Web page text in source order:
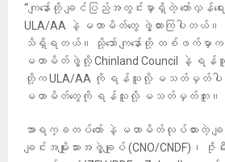
“ကျနော်တို့ ချင်ပြည်အတွင်းမှာရှိတဲ့ တော်လှန်ရ
ULA/AA နဲ့ မဟာမိတ်တွေ ဖွဲ့ထားကြပါတယ်။
သိရှိရတယ်။ သို့သော် ကျနော်တို့ တစ်ဖက်မှာက
မဟာမိတ်ဖွဲ့လို့ Chinland Council နဲ့ ရန်သူဖြ
တို့က ULA/AA ကို ရန်သူလို့ မသတ်မှတ်ပါဘူ
မဟာမိတ်တွေကို ရန်သူလို့ မသတ်မှတ်ဘူး။
အာရက္ခတပ်တော် နဲ့ မဟာမိတ်လုပ်ထားတဲ့ ချ
ချင်းအမျိုးသားအဖွဲ့ချုပ် (CNO/CNDF)